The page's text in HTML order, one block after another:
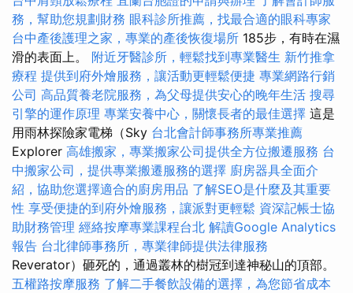
務，幫助您規劃財務 眼科診所推薦，找最合適的眼科專家
台中產後護理之家，專業的產後恢復場所 185步，有時在濕
滑的表面上。 附近牙醫診所，輕鬆找到專業醫生 新竹推拿
療程 提供到府外燴服務，讓活動更輕鬆便捷 專業網路行銷
公司 高品質養老院服務，為父母提供安心的晚年生活 搜尋
引擎的運作原理 專業安養中心，關懷長者的最佳選擇 這是
用雨林探險家電梯（Sky 台北會計師事務所專業推薦
Explorer 高雄搬家，專業搬家公司提供全方位搬遷服務 台
中搬家公司，提供專業搬遷服務的選擇 廚房器具全面介
紹，協助您選擇適合的廚房用品 了解SEO是什麼及其重要
性 享受便捷的到府外燴服務，讓派對更輕鬆 資深記帳士協
助財務管理 經絡按摩專業課程台北 解讀Google Analytics
報告 台北律師事務所，專業律師提供法律服務
Reverator）砸死的，通過叢林的樹冠到達神秘山的頂部。
五權路按摩服務 了解二手餐飲設備的選擇，為您節省成本